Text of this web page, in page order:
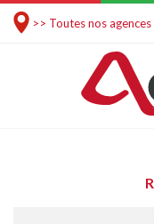
>> Toutes nos agences